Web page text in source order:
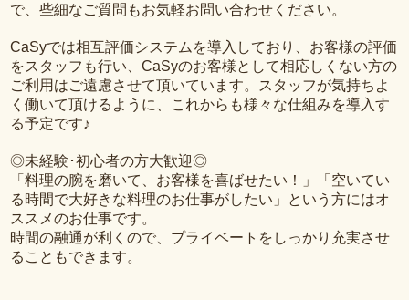
で、些細なご質問もお気軽お問い合わせください。
CaSyでは相互評価システムを導入しており、お客様の評価
をスタッフも行い、CaSyのお客様として相応しくない方の
ご利用はご遠慮させて頂いています。スタッフが気持ちよ
く働いて頂けるように、これからも様々な仕組みを導入す
る予定です♪
◎未経験･初心者の方大歓迎◎
「料理の腕を磨いて、お客様を喜ばせたい！」「空いてい
る時間で大好きな料理のお仕事がしたい」という方にはオ
ススメのお仕事です。
時間の融通が利くので、プライベートをしっかり充実させ
ることもできます。